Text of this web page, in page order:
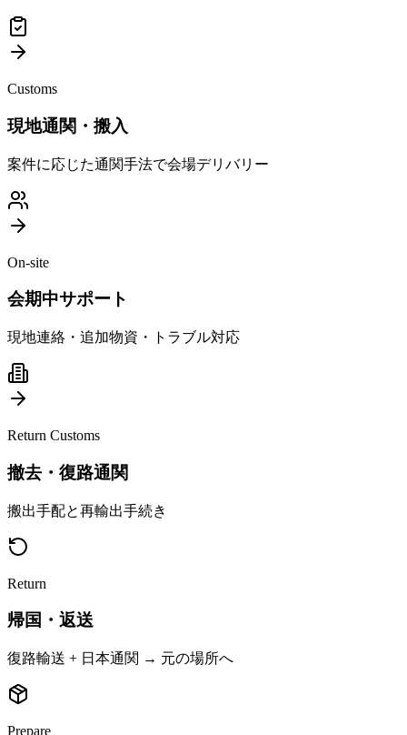
Customs
現地通関・搬入
案件に応じた通関手法で会場デリバリー
On-site
会期中サポート
現地連絡・追加物資・トラブル対応
Return Customs
撤去・復路通関
搬出手配と再輸出手続き
Return
帰国・返送
復路輸送 + 日本通関 → 元の場所へ
Prepare